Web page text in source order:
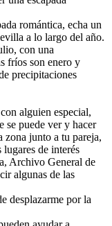
romántica, echa un
a lo largo del año.
con una
fríos son enero y
precipitaciones
alguien especial,
se puede ver y hacer
zona junto a tu pareja,
lugares de interés
Archivo General de
algunas de las
desplazarme por la